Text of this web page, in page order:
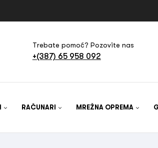
Trebate pomoć? Pozovite nas
+(387) 65 958 092
RAČUNARI MREŽNA OPREMA